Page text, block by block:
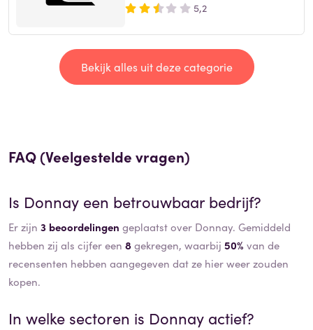
5,2
Bekijk alles uit deze categorie
FAQ (Veelgestelde vragen)
Is Donnay een betrouwbaar bedrijf?
Er zijn 3 beoordelingen geplaatst over Donnay. Gemiddeld
hebben zij als cijfer een 8gekregen, waarbij 50% van de
recensenten hebben aangegeven dat ze hier weer zouden
kopen.
In welke sectoren is Donnay actief?